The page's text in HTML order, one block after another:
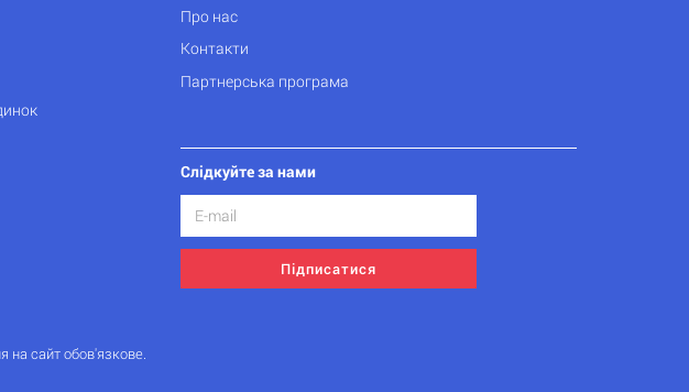
Про нас
Контакти
Партнерська програма
Слідкуйте за нами
Підписатися
на сайт обов'язкове.